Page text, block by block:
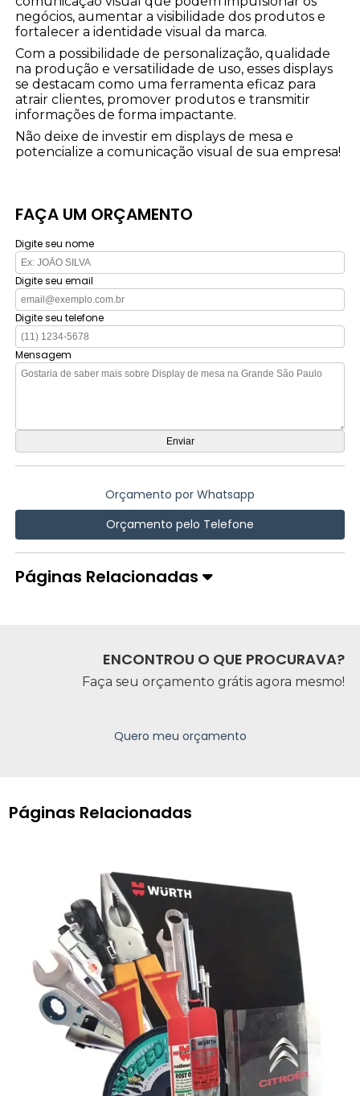
negócios, aumentar a visibilidade dos produtos e
fortalecer a identidade visual da marca.
Com a possibilidade de personalização, qualidade
na produção e versatilidade de uso, esses displays
se destacam como uma ferramenta eficaz para
atrair clientes, promover produtos e transmitir
informações de forma impactante.
Não deixe de investir em displays de mesa e
potencialize a comunicação visual de sua empresa!
FAÇA UM ORÇAMENTO
Digite seu nome
Digite seu email
Digite seu telefone
Mensagem
Orçamento por Whatsapp
Orçamento pelo Telefone
Páginas Relacionadas
ENCONTROU O QUE PROCURAVA?
Faça seu orçamento grátis agora mesmo!
Quero meu orçamento
Páginas Relacionadas